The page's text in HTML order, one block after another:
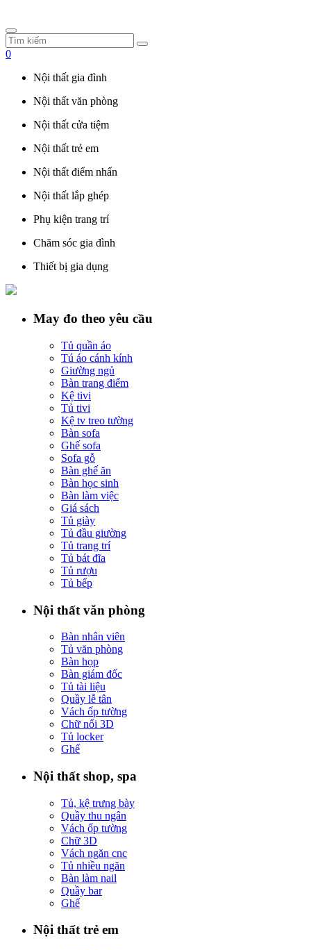
0
Nội thất gia đình
Nội thất văn phòng
Nội thất cửa tiệm
Nội thất trẻ em
Nội thất điểm nhấn
Nội thất lắp ghép
Phụ kiện trang trí
Chăm sóc gia đình
Thiết bị gia dụng
May đo theo yêu cầu
Tủ quần áo
Tú áo cánh kính
Giường ngủ
Bàn trang điểm
Kệ tivi
Tủ tivi
Kệ tv treo tường
Bàn sofa
Ghế sofa
Sofa gỗ
Bàn ghế ăn
Bàn học sinh
Bàn làm việc
Giá sách
Tủ giày
Tủ đầu giường
Tủ trang trí
Tủ bát đĩa
Tủ rượu
Tủ bếp
Nội thất văn phòng
Bàn nhân viên
Tủ văn phòng
Bàn họp
Bàn giám đốc
Tủ tài liệu
Quầy lễ tân
Vách ốp tường
Chữ nổi 3D
Tủ locker
Ghế
Nội thất shop, spa
Tủ, kệ trưng bày
Quầy thu ngân
Vách ốp tường
Chữ 3D
Vách ngăn cnc
Tủ nhiều ngăn
Bàn làm nail
Quầy bar
Ghế
Nội thất trẻ em